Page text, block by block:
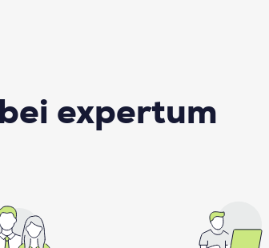
bei expertum